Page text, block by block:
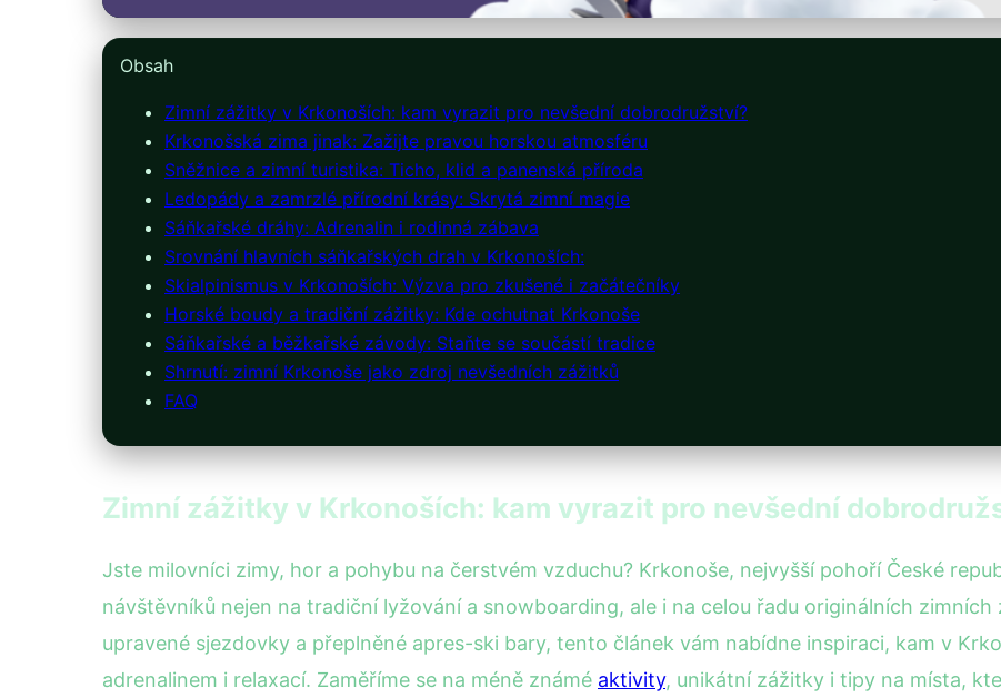
Obsah
Zimní zážitky v Krkonoších: kam vyrazit pro nevšední dobrodružství?
Krkonošská zima jinak: Zažijte pravou horskou atmosféru
Sněžnice a zimní turistika: Ticho, klid a panenská příroda
Ledopády a zamrzlé přírodní krásy: Skrytá zimní magie
Sáňkařské dráhy: Adrenalin i rodinná zábava
Srovnání hlavních sáňkařských drah v Krkonoších:
Skialpinismus v Krkonoších: Výzva pro zkušené i začátečníky
Horské boudy a tradiční zážitky: Kde ochutnat Krkonoše
Sáňkařské a běžkařské závody: Staňte se součástí tradice
Shrnutí: zimní Krkonoše jako zdroj nevšedních zážitků
FAQ
Zimní zážitky v Krkonoších: kam vyrazit pro nevšední
Jste milovníci zimy, hor a pohybu na čerstvém vzduchu? Krkonoše, nejvyšší pohoří České
návštěvníků nejen na tradiční lyžování a snowboarding, ale i na celou řadu originálních
upravené sjezdovky a přeplněné apres-ski bary, tento článek vám nabídne inspiraci, kam v
adrenalinem i relaxací. Zaměříme se na méně známé aktivity, unikátní zážitky i tipy na místa,